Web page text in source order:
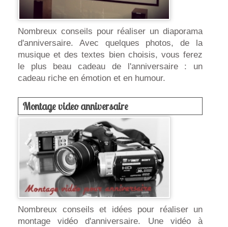
Nombreux conseils pour réaliser un diaporama
d'anniversaire. Avec quelques photos, de la
musique et des textes bien choisis, vous ferez
le plus beau cadeau de l'anniversaire : un
cadeau riche en émotion et en humour.
Montage video anniversaire
Nombreux conseils et idées pour réaliser un
montage vidéo d'anniversaire. Une vidéo à